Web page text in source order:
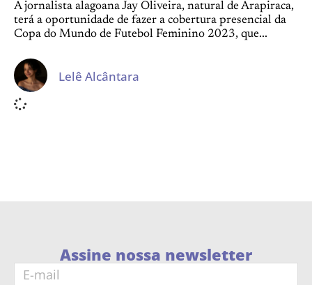
A jornalista alagoana Jay Oliveira, natural de Arapiraca,
terá a oportunidade de fazer a cobertura presencial da
Copa do Mundo de Futebol Feminino 2023, que...
Lelê Alcântara
Assine nossa newsletter